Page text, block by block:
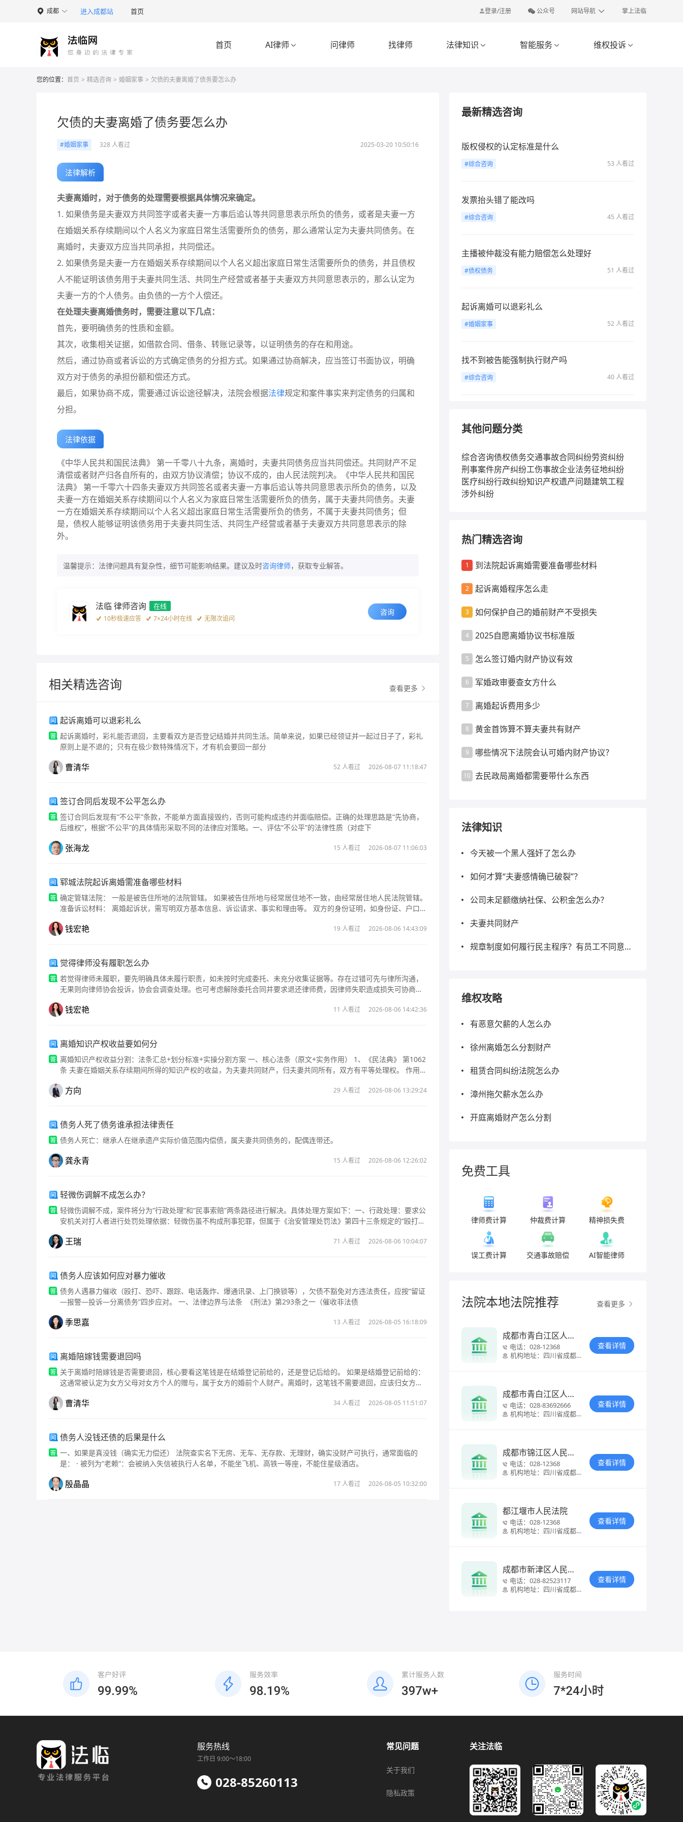
 成都 进入成都站 首页 登录/注册 公众号 网站导航 掌上法临
首页 AI律师  问律师 找律师 法律知识  智能服务  维权投诉 
您的位置： 首页 > 精选咨询 > 婚姻家事 > 欠债的夫妻离婚了债务要怎么办
欠债的夫妻离婚了债务要怎么办
#婚姻家事 328 人看过 2025-03-20 10:50:16
法律解析
夫妻离婚时，对于债务的处理需要根据具体情况来确定。
1. 如果债务是夫妻双方共同签字或者夫妻一方事后追认等共同意思表示所负的债务，或者是夫妻一方
在婚姻关系存续期间以个人名义为家庭日常生活需要所负的债务，那么通常认定为夫妻共同债务。在
离婚时，夫妻双方应当共同承担，共同偿还。
2. 如果债务是夫妻一方在婚姻关系存续期间以个人名义超出家庭日常生活需要所负的债务，并且债权
人不能证明该债务用于夫妻共同生活、共同生产经营或者基于夫妻双方共同意思表示的，那么认定为
夫妻一方的个人债务。由负债的一方个人偿还。
在处理夫妻离婚债务时，需要注意以下几点：
首先，要明确债务的性质和金额。
其次，收集相关证据，如借款合同、借条、转账记录等，以证明债务的存在和用途。
然后，通过协商或者诉讼的方式确定债务的分担方式。如果通过协商解决，应当签订书面协议，明确
双方对于债务的承担份额和偿还方式。
最后，如果协商不成，需要通过诉讼途径解决，法院会根据法律规定和案件事实来判定债务的归属和
分担。
法律依据
《中华人民共和国民法典》 第一千零八十九条，离婚时，夫妻共同债务应当共同偿还。共同财产不足
清偿或者财产归各自所有的，由双方协议清偿；协议不成的，由人民法院判决。《中华人民共和国民
法典》 第一千零六十四条夫妻双方共同签名或者夫妻一方事后追认等共同意思表示所负的债务，以及
夫妻一方在婚姻关系存续期间以个人名义为家庭日常生活需要所负的债务，属于夫妻共同债务。夫妻
一方在婚姻关系存续期间以个人名义超出家庭日常生活需要所负的债务，不属于夫妻共同债务；但
是，债权人能够证明该债务用于夫妻共同生活、共同生产经营或者基于夫妻双方共同意思表示的除
外。
温馨提示：法律问题具有复杂性，细节可能影响结果。建议及时咨询律师，获取专业解答。
法临 律师咨询 在线
10秒极速应答 7×24小时在线 无限次追问
咨询
相关精选咨询 查看更多
起诉离婚可以退彩礼么
起诉离婚时，彩礼能否退回，主要看双方是否登记结婚并共同生活。简单来说，如果已经领证并一起过日子了，彩礼
原则上是不退的；只有在极少数特殊情况下，才有机会要回一部分
曹清华 52 人看过 2026-08-07 11:18:47
签订合同后发现不公平怎么办
签订合同后发现有“不公平”条款，不能单方面直接毁约，否则可能构成违约并面临赔偿。正确的处理思路是“先协商，
后维权”，根据“不公平”的具体情形采取不同的法律应对策略。一、评估“不公平”的法律性质（对症下
张海龙 15 人看过 2026-08-07 11:06:03
郓城法院起诉离婚需准备哪些材料
确定管辖法院： 一般是被告住所地的法院管辖。 如果被告住所地与经常居住地不一致，由经常居住地人民法院管辖。
准备诉讼材料： 离婚起诉状，需写明双方基本信息、诉讼请求、事实和理由等。 双方的身份证明，如身份证、户口簿
等。 能够证明夫妻感情破裂的证据，如家庭暴力的报警记录、分居的
钱宏艳 19 人看过 2026-08-06 14:43:09
觉得律师没有履职怎么办
若觉得律师未履职，要先明确具体未履行职责，如未按时完成委托、未充分收集证据等。存在过错可先与律所沟通，
无果则向律师协会投诉，协会会调查处理。也可考虑解除委托合同并要求退还律师费，因律师失职造成损失可协商或
钱宏艳 11 人看过 2026-08-06 14:42:36
离婚知识产权收益要如何分
离婚知识产权收益分割：法条汇总+划分标准+实操分割方案 一、核心法条（原文+实务作用） 1、《民法典》 第1062
条 夫妻在婚姻关系存续期间所得的知识产权的收益，为夫妻共同财产，归夫妻共同所有，双方有平等处理权。 作用：
共同所有；有书面约定优先按约定执行。 作用：
方向 29 人看过 2026-08-06 13:29:24
债务人死了债务谁承担法律责任
债务人死亡：继承人在继承遗产实际价值范围内偿债，属夫妻共同债务的，配偶连带还。
龚永青 15 人看过 2026-08-06 12:26:02
轻微伤调解不成怎么办？
轻微伤调解不成，案件将分为“行政处理”和“民事索赔”两条路径进行解决。具体处理方案如下：一、行政处理：要求公
安机关对打人者进行处罚处理依据：轻微伤虽不构成刑事犯罪，但属于《治安管理处罚法》第四十三条规定的“殴打他
10日）和罚款（200-500元，情节较轻的为5日以下拘留或5
王瑞 71 人看过 2026-08-06 10:04:07
债务人应该如何应对暴力催收
债务人遇暴力催收（殴打、恐吓、跟踪、电话轰炸、爆通讯录、上门换锁等），欠债不豁免对方违法责任，应按“留证
—报警—投诉—分离债务”四步应对。 一、法律边界与法条 《刑法》第293条之一（催收非法债
季思嘉 13 人看过 2026-08-05 16:18:09
离婚陪嫁钱需要退回吗
关于离婚时陪嫁钱是否需要退回，核心要看这笔钱是在结婚登记前给的，还是登记后给的。 如果是结婚登记前给的：
这通常被认定为女方父母对女方个人的赠与，属于女方的婚前个人财产。离婚时，这笔钱不需要退回，应该归女方所
人，否则会被视为对夫妻双方的赠与，也就是夫妻共同财产。离婚时，这笔
曹清华 34 人看过 2026-08-05 11:51:07
债务人没钱还债的后果是什么
一、如果是真没钱（确实无力偿还） 法院查实名下无房、无车、无存款、无理财，确实没财产可执行，通常面临的
是： · 被列为“老赖”：会被纳入失信被执行人名单，不能坐飞机、高铁一等座，不能住星级酒店。
殷晶晶 17 人看过 2026-08-05 10:32:00
最新精选咨询
版权侵权的认定标准是什么
#综合咨询 53 人看过
发票抬头错了能改吗
#综合咨询 45 人看过
主播被仲裁没有能力赔偿怎么处理好
#债权债务 51 人看过
起诉离婚可以退彩礼么
#婚姻家事 52 人看过
找不到被告能强制执行财产吗
#综合咨询 40 人看过
其他问题分类
综合咨询债权债务交通事故合同纠纷劳资纠纷
刑事案件房产纠纷工伤事故企业法务征地纠纷
医疗纠纷行政纠纷知识产权遗产问题建筑工程
涉外纠纷
热门精选咨询
1 到法院起诉离婚需要准备哪些材料
2 起诉离婚程序怎么走
3 如何保护自己的婚前财产不受损失
4 2025自愿离婚协议书标准版
5 怎么签订婚内财产协议有效
6 军婚政审要查女方什么
7 离婚起诉费用多少
8 黄金首饰算不算夫妻共有财产
9 哪些情况下法院会认可婚内财产协议？
10 去民政局离婚都需要带什么东西
法律知识
今天被一个黑人强奸了怎么办
如何才算“夫妻感情确已破裂”？
公司未足额缴纳社保、公积金怎么办？
夫妻共同财产
规章制度如何履行民主程序？有员工不同意怎
维权攻略
有恶意欠薪的人怎么办
徐州离婚怎么分割财产
租赁合同纠纷法院怎么办
漳州拖欠薪水怎么办
开庭离婚财产怎么分割
免费工具
律师费计算 仲裁费计算 精神损失费
误工费计算 交通事故赔偿 AI智能律师
法院本地法院推荐 查看更多
成都市青白江区人民
法院
电话： 028-12368
机构地址： 四川省成都市
青白江区城厢
查看详情
成都市青白江区人民
法院
电话： 028-83692666
机构地址： 四川省成都市
青白江区华金
查看详情
成都市锦江区人民法
院电话： 028-12368
机构地址： 四川省成都市
锦江区工农院
查看详情
都江堰市人民法院
电话： 028-12368
机构地址： 四川省成都市
都江堰市都江
查看详情
成都市新津区人民法
院电话： 028-82523117
机构地址： 四川省成都市
新津区迎宾大
查看详情
服务热线
工作日 9:00～18:00
028-85260113
常见问题
关于我们
隐私政策
关注法临